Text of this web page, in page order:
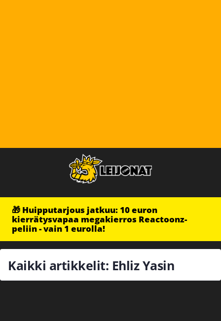
🎁 Huipputarjous jatkuu: 10 euron
kierrätysvapaa megakierros Reactoonz-
peliin - vain 1 eurolla!
Kaikki artikkelit: Ehliz Yasin